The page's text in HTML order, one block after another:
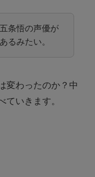
条悟の声優が
るみたい。
変わったのか？中
ていきます。